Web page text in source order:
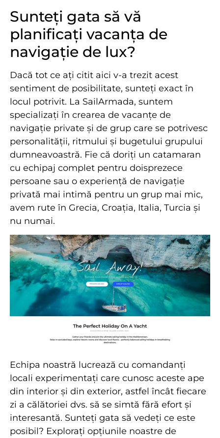
Sunteți gata să vă
planificați vacanța de
navigație de lux?
Dacă tot ce ați citit aici v-a trezit acest
sentiment de posibilitate, sunteți exact în
locul potrivit. La SailArmada, suntem
specializați în crearea de vacanțe de
navigație private și de grup care se potrivesc
personalității, ritmului și bugetului grupului
dumneavoastră. Fie că doriți un catamaran
cu echipaj complet pentru doisprezece
persoane sau o experiență de navigație
privată mai intimă pentru un grup mai mic,
avem rute în Grecia, Croația, Italia, Turcia și
nu numai.
Echipa noastră lucrează cu comandanți
locali experimentați care cunosc aceste ape
din interior și din exterior, astfel încât fiecare
zi a călătoriei dvs. să se simtă fără efort și
interesantă. Sunteți gata să vedeți ce este
posibil? Explorați opțiunile noastre de